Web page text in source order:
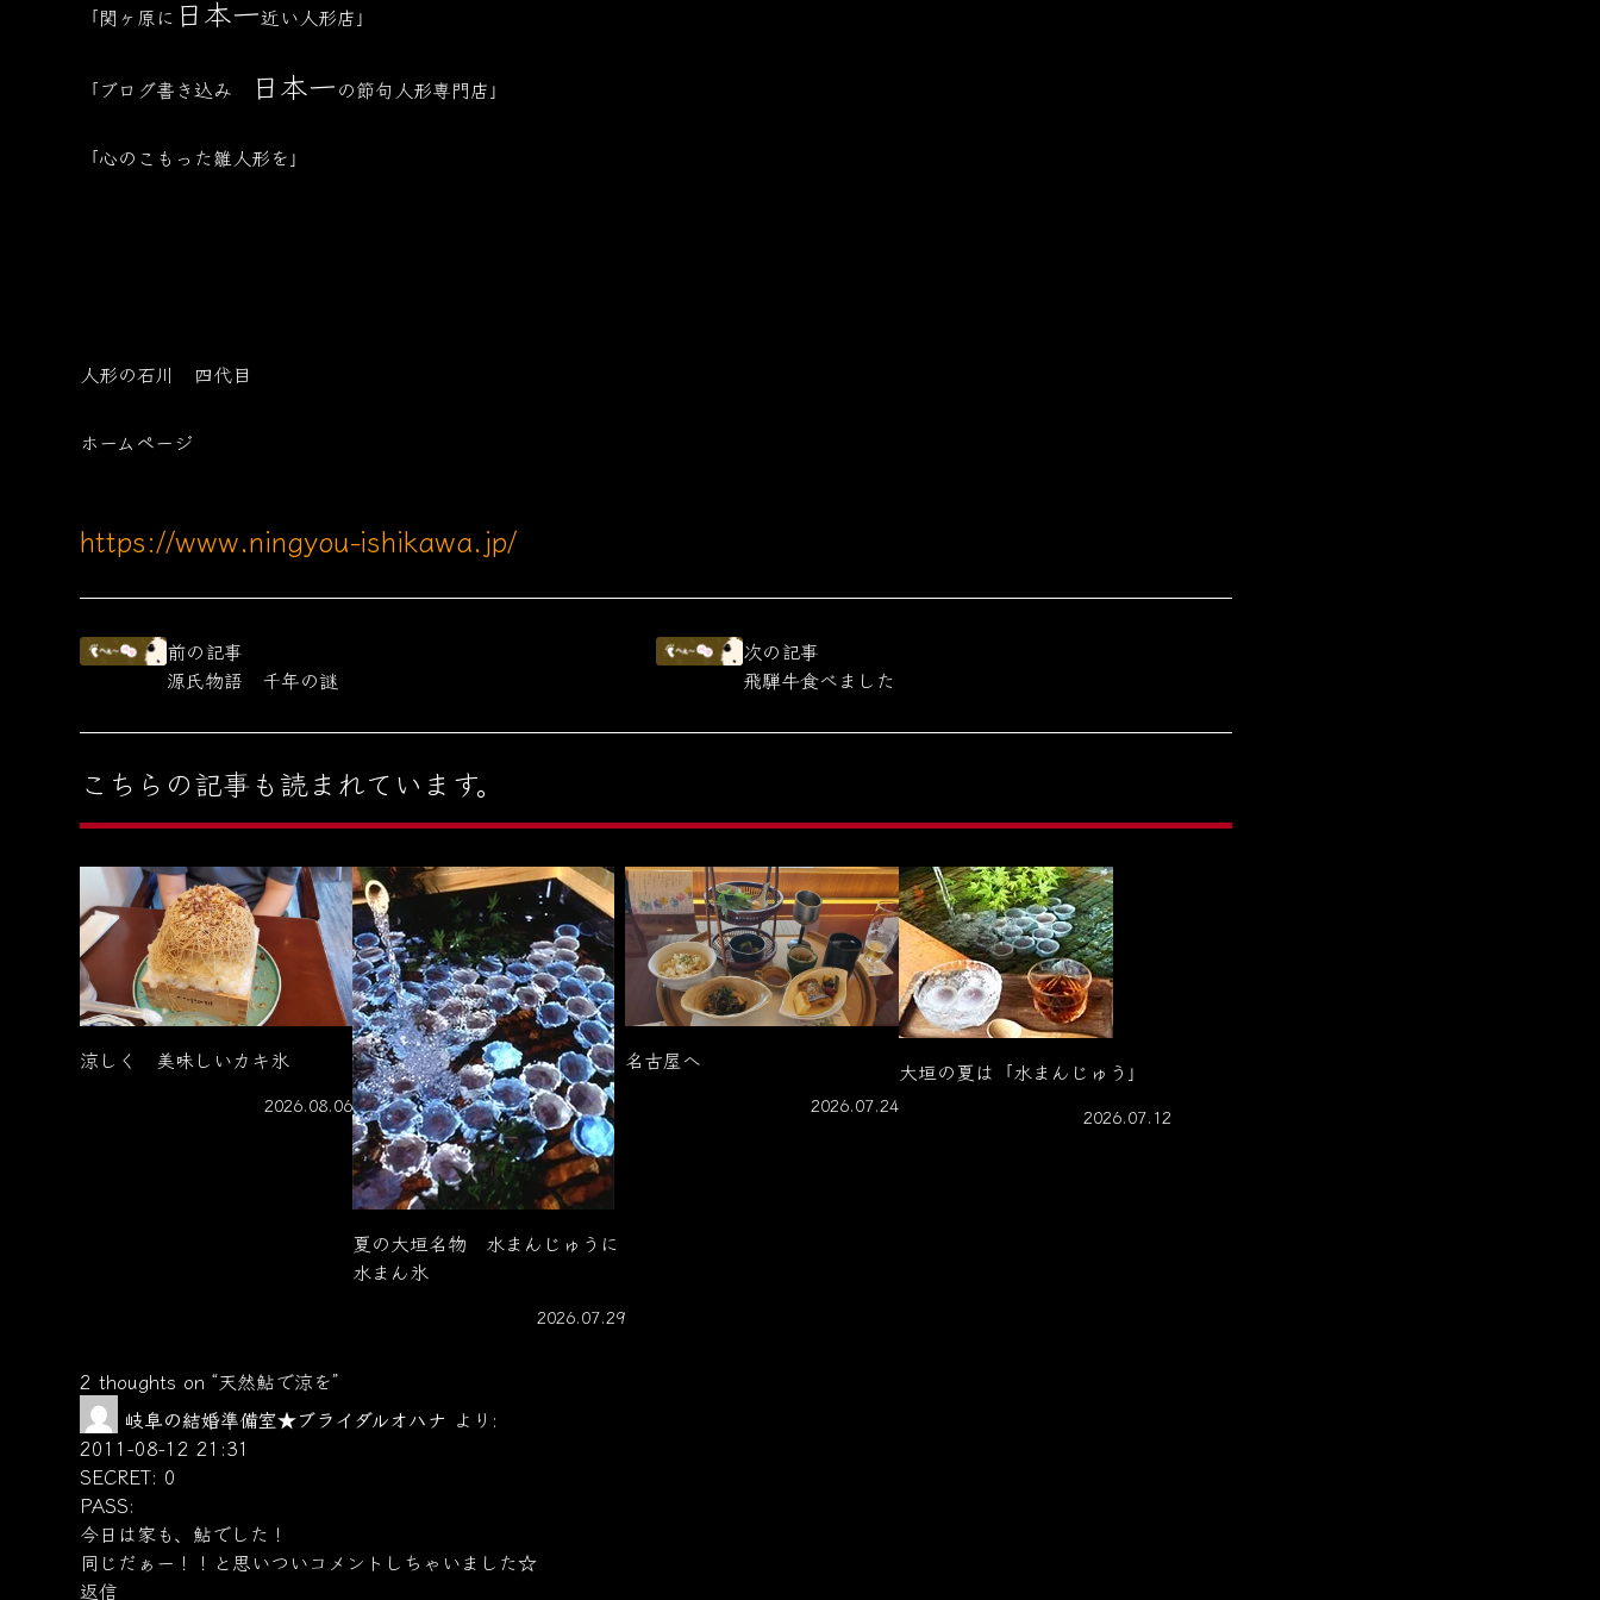
「関ヶ原に 日本一近い人形店」
「ブログ書き込み 日本一の節句人形専門店」
「心のこもった雛人形を」
人形の石川 四代目
ホームページ
https://www.ningyou-ishikawa.jp/
前の記事
源氏物語 千年の謎
次の記事
飛騨牛食べました
こちらの記事も読まれています。
涼しく 美味しいカキ氷
2026.08.06
夏の大垣名物 水まんじゅうに
水まん氷
2026.07.29
名古屋へ
2026.07.24
大垣の夏は「水まんじゅう」
2026.07.12
2 thoughts on “天然鮎で涼を”
岐阜の結婚準備室★ブライダルオハナ より:
2011-08-12 21:31
SECRET: 0
PASS:
今日は家も、鮎でした！
同じだぁー！！と思いついコメントしちゃいました☆
返信